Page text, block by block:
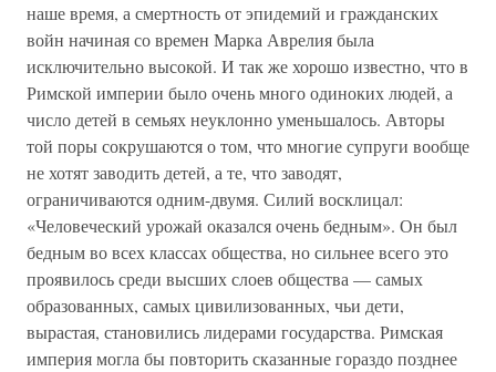
наше время, а смертность от эпидемий и гражданских
войн начиная со времен Марка Аврелия была
исключительно высокой. И так же хорошо известно, что в
Римской империи было очень много одиноких людей, а
число детей в семьях неуклонно уменьшалось. Авторы
той поры сокрушаются о том, что многие супруги вообще
не хотят заводить детей, а те, что заводят,
ограничиваются одним-двумя. Силий восклицал:
«Человеческий урожай оказался очень бедным». Он был
бедным во всех классах общества, но сильнее всего это
проявилось среди высших слоев общества — самых
образованных, самых цивилизованных, чьи дети,
вырастая, становились лидерами государства. Римская
империя могла бы повторить сказанные гораздо позднее